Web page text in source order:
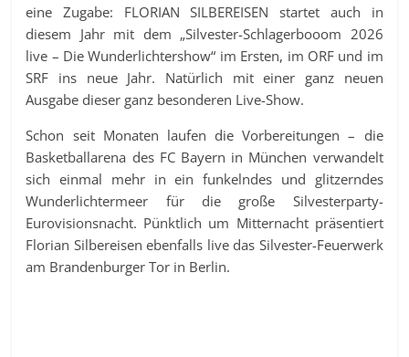
eine Zugabe: FLORIAN SILBEREISEN startet auch in
diesem Jahr mit dem „Silvester-Schlagerbooom 2026
live – Die Wunderlichtershow“ im Ersten, im ORF und im
SRF ins neue Jahr. Natürlich mit einer ganz neuen
Ausgabe dieser ganz besonderen Live-Show.
Schon seit Monaten laufen die Vorbereitungen – die
Basketballarena des FC Bayern in München verwandelt
sich einmal mehr in ein funkelndes und glitzerndes
Wunderlichtermeer für die große Silvesterparty-
Eurovisionsnacht. Pünktlich um Mitternacht präsentiert
Florian Silbereisen ebenfalls live das Silvester-Feuerwerk
am Brandenburger Tor in Berlin.